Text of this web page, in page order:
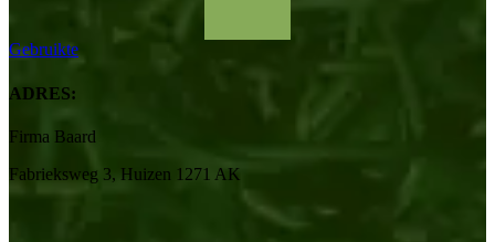
Gebruikte
ADRES:
Firma Baard
Fabrieksweg 3, Huizen 1271 AK